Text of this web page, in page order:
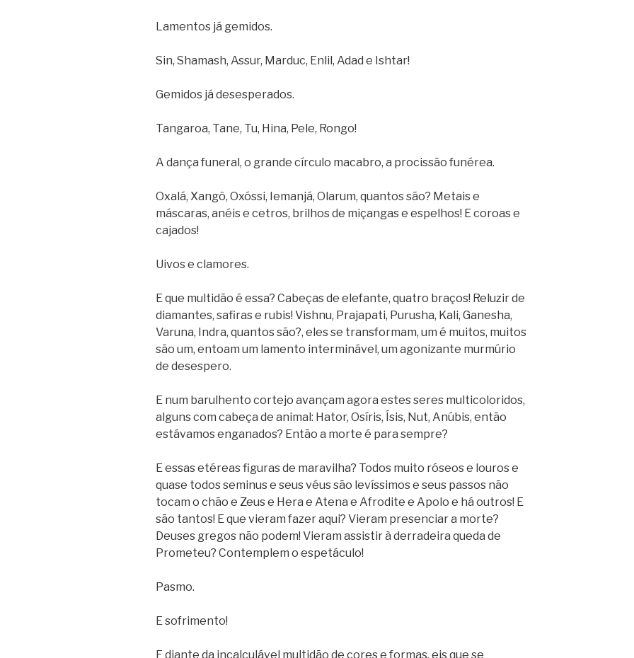
Lamentos já gemidos.
Sin, Shamash, Assur, Marduc, Enlil, Adad e Ishtar!
Gemidos já desesperados.
Tangaroa, Tane, Tu, Hina, Pele, Rongo!
A dança funeral, o grande círculo macabro, a procissão funérea.
Oxalá, Xangô, Oxóssi, Iemanjá, Olarum, quantos são? Metais e
máscaras, anéis e cetros, brilhos de miçangas e espelhos! E coroas e
cajados!
Uivos e clamores.
E que multidão é essa? Cabeças de elefante, quatro braços! Reluzir de
diamantes, safiras e rubis! Vishnu, Prajapati, Purusha, Kali, Ganesha,
Varuna, Indra, quantos são?, eles se transformam, um é muitos, muitos
são um, entoam um lamento interminável, um agonizante murmúrio
de desespero.
E num barulhento cortejo avançam agora estes seres multicoloridos,
alguns com cabeça de animal: Hator, Osíris, Ísis, Nut, Anúbis, então
estávamos enganados? Então a morte é para sempre?
E essas etéreas figuras de maravilha? Todos muito róseos e louros e
quase todos seminus e seus véus são levíssimos e seus passos não
tocam o chão e Zeus e Hera e Atena e Afrodite e Apolo e há outros! E
são tantos! E que vieram fazer aqui? Vieram presenciar a morte?
Deuses gregos não podem! Vieram assistir à derradeira queda de
Prometeu? Contemplem o espetáculo!
Pasmo.
E sofrimento!
E diante da incalculável multidão de cores e formas, eis que se